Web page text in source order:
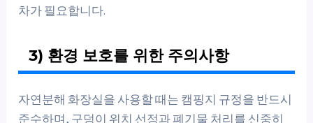
차가 필요합니다.
3) 환경 보호를 위한 주의사항
자연분해 화장실을 사용할 때는 캠핑지 규정을 반드시
준수하며, 구덩이 위치 선정과 폐기물 처리를 신중히